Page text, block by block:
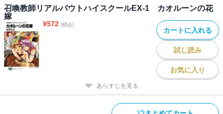
召喚教師リアルバウトハイスクールEX-1 カオルーンの花
嫁
¥572 (税込)
カートに入れる
試し読み
お気に入り
あらすじを見る